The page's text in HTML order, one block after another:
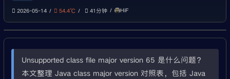
2026-05-14 54.4℃ 41分钟 HiF
Unsupported class file major version 65 是什么问题？
本文整理 Java class major version 对照表，包括 Java